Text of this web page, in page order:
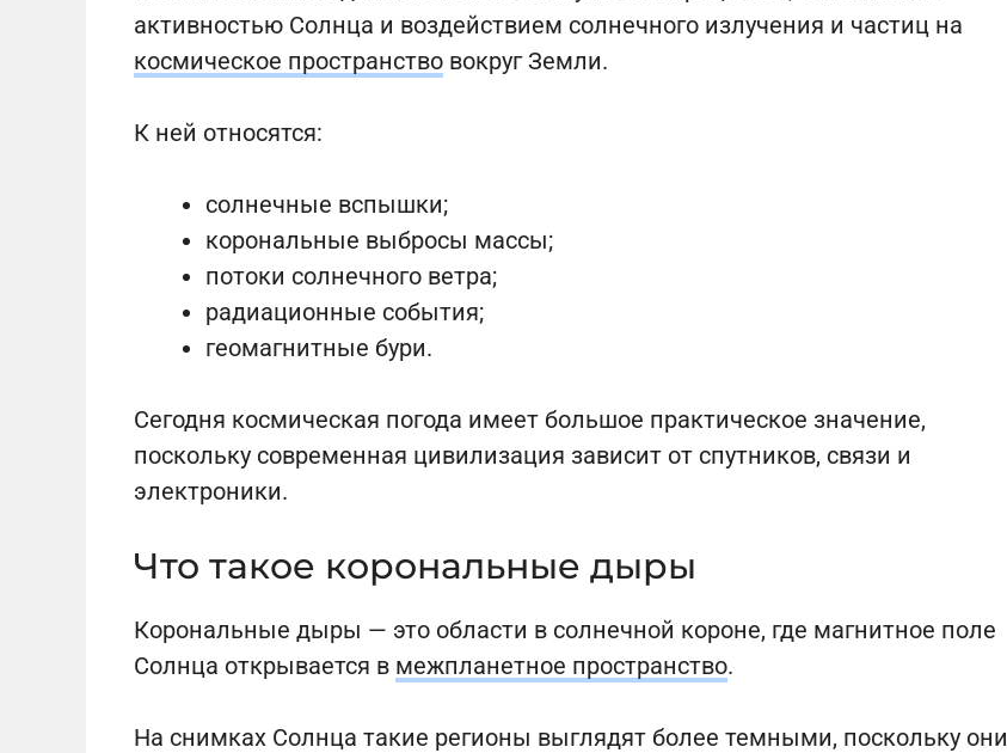
активностью Солнца и воздействием солнечного излучения и частиц на
космическое пространство вокруг Земли.
К ней относятся:
солнечные вспышки;
корональные выбросы массы;
потоки солнечного ветра;
радиационные события;
геомагнитные бури.
Сегодня космическая погода имеет большое практическое значение,
поскольку современная цивилизация зависит от спутников, связи и
электроники.
Что такое корональные дыры
Корональные дыры — это области в солнечной короне, где магнитное поле
Солнца открывается в межпланетное пространство.
На снимках Солнца такие регионы выглядят более темными, поскольку они